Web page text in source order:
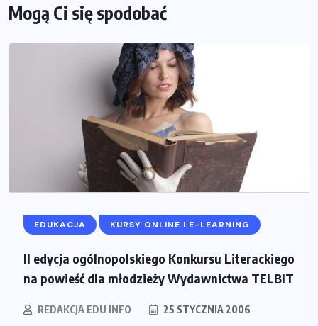
Mogą Ci się spodobać
EDUKACJA KURSY ONLINE I E-LEARNING
II edycja ogólnopolskiego Konkursu Literackiego
na powieść dla młodzieży Wydawnictwa TELBIT
REDAKCJA EDU INFO 25 STYCZNIA 2006